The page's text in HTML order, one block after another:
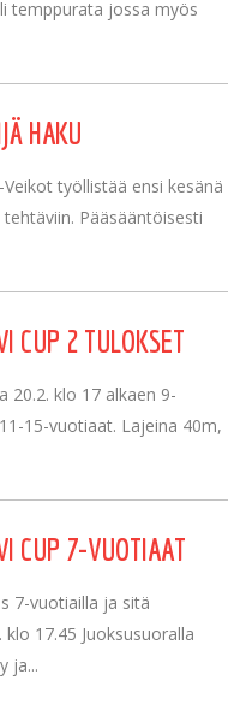
temppurata jossa myös
HAKU
työllistää ensi kesänä
Pääsääntöisesti
CUP 2 TULOKSET
20.2. klo 17 alkaen 9-
15-vuotiaat. Lajeina 40m,
CUP 7-VUOTIAAT
7-vuotiailla ja sitä
17.45 Juoksusuoralla
ja...